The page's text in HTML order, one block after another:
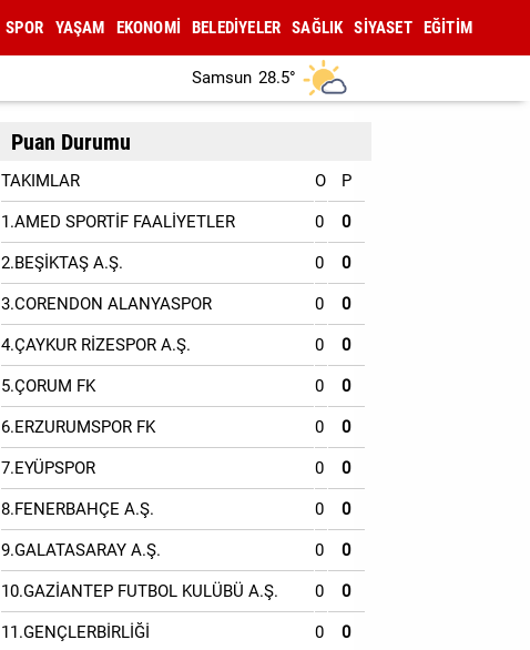
SPOR YAŞAM EKONOMİ BELEDİYELER SAĞLIK SİYASET EĞİTİM
Samsun 28.5°
Puan Durumu
TAKIMLAR O P
1.AMED SPORTİF FAALİYETLER 0 0
2.BEŞİKTAŞ A.Ş. 0 0
3.CORENDON ALANYASPOR 0 0
4.ÇAYKUR RİZESPOR A.Ş. 0 0
5.ÇORUM FK 0 0
6.ERZURUMSPOR FK 0 0
7.EYÜPSPOR 0 0
8.FENERBAHÇE A.Ş. 0 0
9.GALATASARAY A.Ş. 0 0
10.GAZİANTEP FUTBOL KULÜBÜ A.Ş. 0 0
11.GENÇLERBİRLİĞİ 0 0